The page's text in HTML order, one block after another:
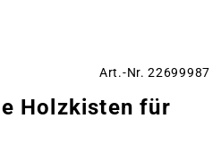
Art.-Nr. 22699987
Holzkisten für